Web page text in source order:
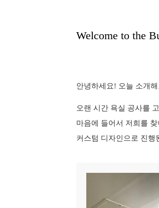
Welcome to the
안녕하세요! 오늘 소개
오랜 시간 욕실 공사를
마음에 들어서 저희를
커스텀 디자인으로 진행